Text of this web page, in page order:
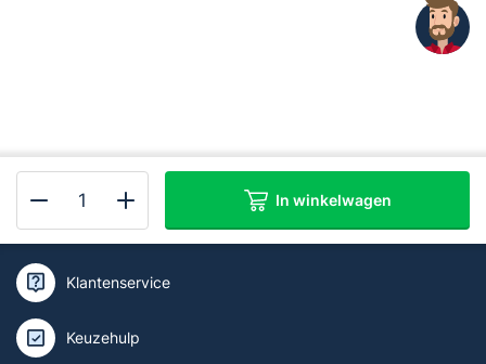
schuimblusser
9
liter
AB
100%
In winkelwagen
Kan ik je helpen of wil je deskundig
advies?
Klantenservice
Keuzehulp